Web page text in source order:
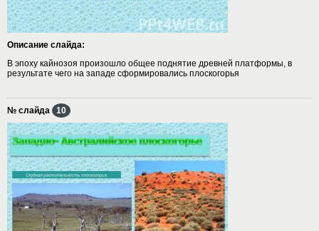
Описание слайда:
В эпоху кайнозоя произошло общее поднятие древней платформы, в
результате чего на западе сформировались плоскогорья
№ слайда 10